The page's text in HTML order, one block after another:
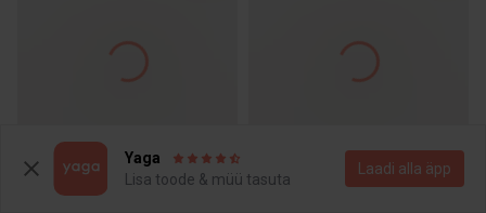
M 15 € M
Yaga
Lisa toode & müü tasuta
Laadi alla äpp